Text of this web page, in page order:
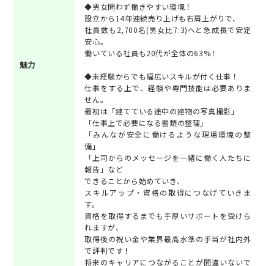
魅力
◆男女問わず働きやすい環境！
設立から14年連続売り上げも右肩上がりで、
社員数も2,700名(男女比7:3)へと急成長で安定
安心。
働いている社員も20代が全体の63%！
◆未経験からでも幅広いスキルが付く仕事！
仕事をする上で、経験や専門技能は必要ありま
せん。
最初は「建てている途中の建物の写真撮影」
「仕事上で必要になる書類の整理」
「みんなが安全に働けるような現場環境の整
備」
「上司からのメッセージを一緒に働く人たちに
報告」など
できることから始めていき、
スキルアップ・資格の取得につなげていきま
す。
資格を取得するまでも手厚いサポートを受けら
れますが、
取得後の祝い金や業界最高水準の手当が社内外
で評判です！
将来のキャリアにつながることが間違いないで